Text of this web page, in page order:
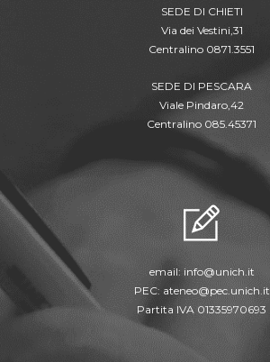
SEDE DI CHIETI
Via dei Vestini,31
Centralino 0871.3551
SEDE DI PESCARA
Viale Pindaro,42
Centralino 085.45371
email: info@unich.it
PEC: ateneo@pec.unich.it
Partita IVA 01335970693